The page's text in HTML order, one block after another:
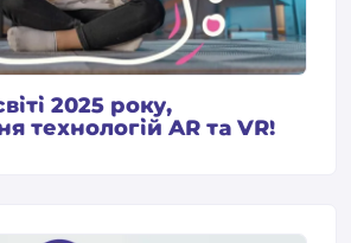
2025 року,
технологій AR та VR!